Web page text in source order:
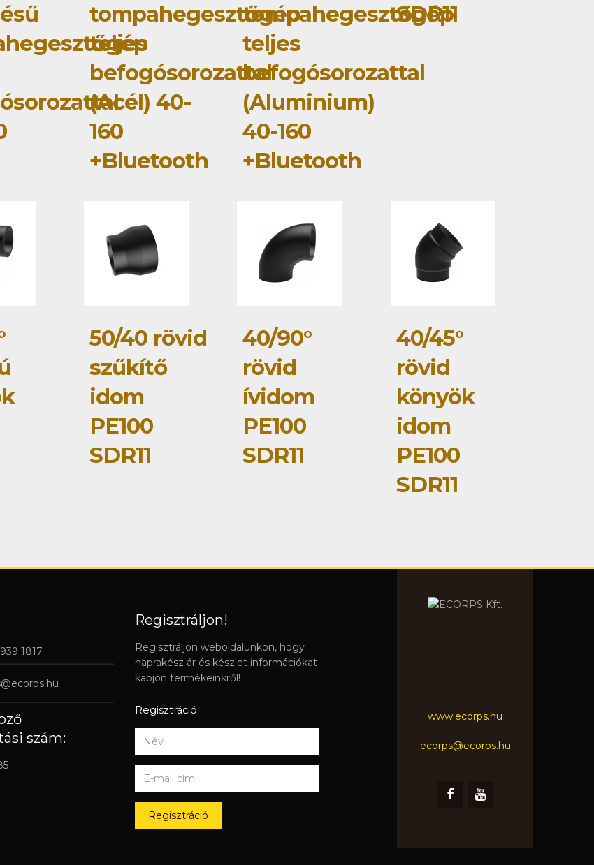
tompahegesztőgép
teljes
befogósorozattal
(Acél) 40-
160
+Bluetooth
tompahegesztőgép
teljes
befogósorozattal
(Aluminium)
40-160
+Bluetooth
SDR11
50/40 rövid
szűkítő
idom
PE100
SDR11
40/90°
rövid
ívidom
PE100
SDR11
40/45°
rövid
könyök
idom
PE100
SDR11
1817
szám:
Regisztráljon!
Regisztráljon weboldalunkon, hogy
naprakész ár és készlet információkat
kapjon termékeinkről!
Regisztráció
Regisztráció
www.ecorps.hu
ecorps@ecorps.hu